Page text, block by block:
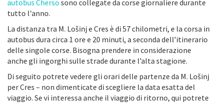
autobus Cherso sono collegate da corse giornaliere durante
tutto l'anno.
La distanza tra M. Lošinj e Cres è di 57 chilometri, e la corsa in
autobus dura circa 1 ore e 20 minuti, a seconda dell’itinerario
delle singole corse. Bisogna prendere in considerazione
anche gli ingorghi sulle strade durante l’alta stagione.
Di seguito potrete vedere gli orari delle partenze da M. Lošinj
per Cres – non dimenticate di scegliere la data esatta del
viaggio. Se vi interessa anche il viaggio di ritorno, qui potrete